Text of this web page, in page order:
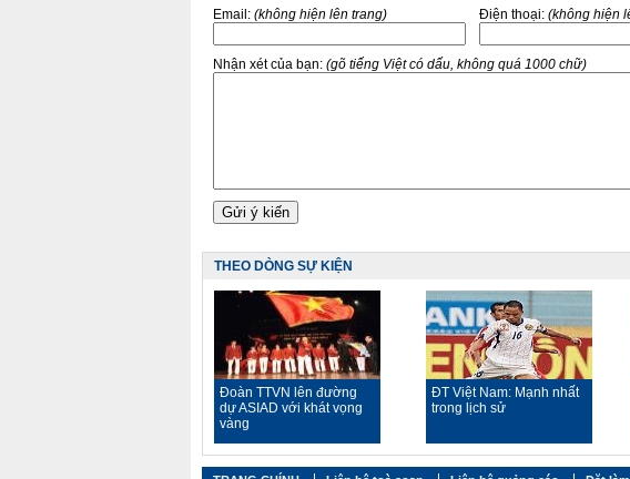
Email: (không hiện lên trang) Điện thoại: (không hiện
Nhận xét của bạn: (gõ tiếng Việt có dấu, không quá 1000 chữ)
THEO DÒNG SỰ KIỆN
Đoàn TTVN lên đường
dự ASIAD với khát vọng
vàng
ĐT Việt Nam: Mạnh nhất
trong lịch sử